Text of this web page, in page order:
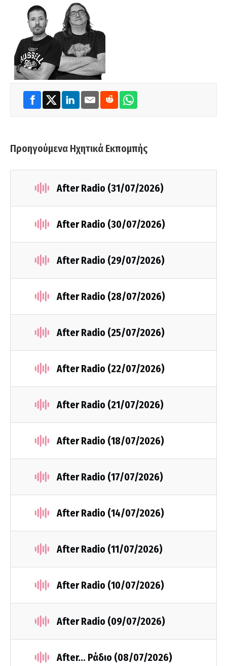
Προηγούμενα Ηχητικά Εκπομπής
After Radio (31/07/2026)
After Radio (30/07/2026)
After Radio (29/07/2026)
After Radio (28/07/2026)
After Radio (25/07/2026)
After Radio (22/07/2026)
After Radio (21/07/2026)
After Radio (18/07/2026)
After Radio (17/07/2026)
After Radio (14/07/2026)
After Radio (11/07/2026)
After Radio (10/07/2026)
After Radio (09/07/2026)
After... Ράδιο (08/07/2026)